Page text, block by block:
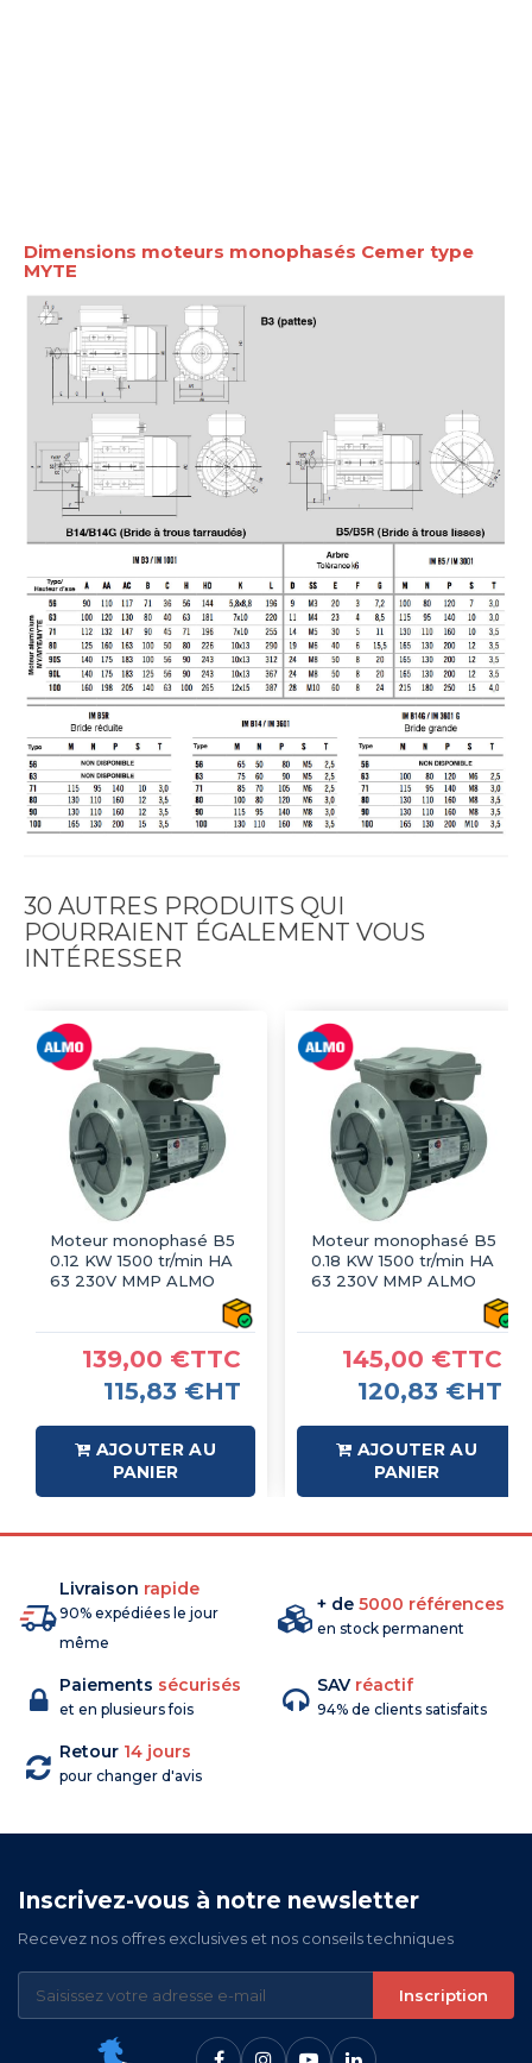
Dimensions moteurs monophasés Cemer type
MYTE
30 AUTRES PRODUITS QUI
POURRAIENT ÉGALEMENT VOUS
INTÉRESSER
Moteur monophasé B5
0.12 KW 1500 tr/min HA
63 230V MMP ALMO
139,00 €TTC
115,83 €HT
AJOUTER AU
PANIER
Moteur monophasé B5
0.18 KW 1500 tr/min HA
63 230V MMP ALMO
145,00 €TTC
120,83 €HT
AJOUTER AU
PANIER
Livraison rapide
90% expédiées le jour
même
+ de 5000 références
en stock permanent
Paiements sécurisés
et en plusieurs fois
SAV réactif
94% de clients satisfaits
Retour 14 jours
pour changer d'avis
Inscrivez-vous à notre newsletter
Recevez nos offres exclusives et nos conseils techniques
Inscription